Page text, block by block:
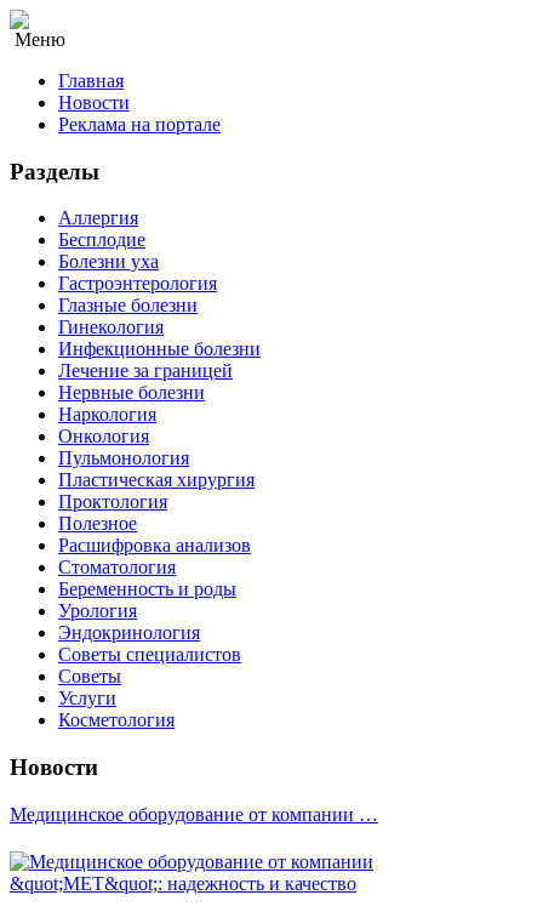
Меню
Главная
Новости
Реклама на портале
Разделы
Аллергия
Бесплодие
Болезни уха
Гастроэнтерология
Глазные болезни
Гинекология
Инфекционные болезни
Лечение за границей
Нервные болезни
Наркология
Онкология
Пульмонология
Пластическая хирургия
Проктология
Полезное
Расшифровка анализов
Стоматология
Беременность и роды
Урология
Эндокринология
Советы специалистов
Советы
Услуги
Косметология
Новости
Медицинское оборудование от компании …